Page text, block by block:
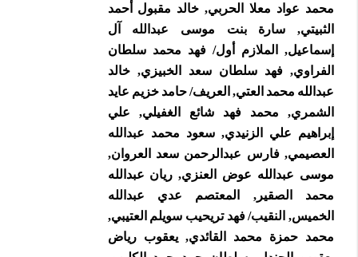
محمد عواد معلا الحربي, خالد مقبول أحمد
الثبيتي, سارة بنت موسى عبدالله آل
إسماعيل, الملازم أول/ فهد محمد سلطان
الفراوي, فهد سلطان سعد الخبيزي, خالد
عبدالله محمد العتي, العريف/ حامد خزيم عايد
الشمري, محمد فهد شائع الغفيلي, علي
إبراهيم علي الزنيدي, سعود محمد عبدالله
العصيمي, فارس عبدالرحمن سعد العروان,
موسى عبدالله عوض العنزي, ريان عبدالله
محمد الصقير, المعتصم عدي عبدالله
الخميس, النقيب/ فهد تريحيب سويلم العتيبي,
محمد حمزة محمد القائدي, يعقوب رياض